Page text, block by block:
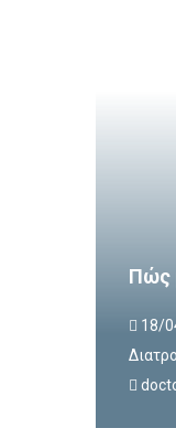
Πώς
18/